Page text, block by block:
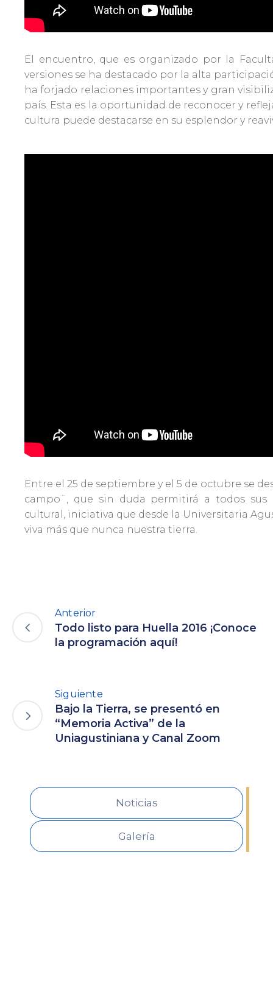
El encuentro, que es organizado por la
versiones se ha destacado por la alta
ha forjado relaciones importantes y gran
país. Esta es la oportunidad de reconocer y
cultura puede destacarse en su esplendor y
Entre el 25 de septiembre y el 5 de octubre se
campo¨, que sin duda permitirá a todos
cultural, iniciativa que desde la Universitaria
viva más que nunca nuestra tierra.
Anterior
Todo listo para Huella 2016 ¡Conoce
la programación aquí!
Siguiente
Bajo la Tierra, se presentó en
“Memoria Activa” de la
Uniagustiniana y Canal Zoom
Noticias
Galería